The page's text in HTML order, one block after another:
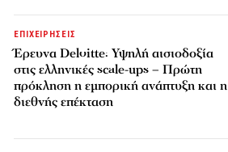
ΕΠΙΧΕΙΡΗΣΕΙΣ
Έρευνα Deloitte: Υψηλή αισιοδοξία
στις ελληνικές scale-ups – Πρώτη
πρόκληση η εμπορική ανάπτυξη και η
διεθνής επέκταση